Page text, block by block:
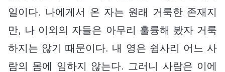
일이다. 나에게서 온 자는 원래 거룩한 존재지
만, 나 이외의 자들은 아무리 훌륭해 봤자 거룩
하지는 않기 때문이다. 내 영은 쉽사리 어느 사
람의 몸에 임하지 않는다. 그러니 사람은 이에